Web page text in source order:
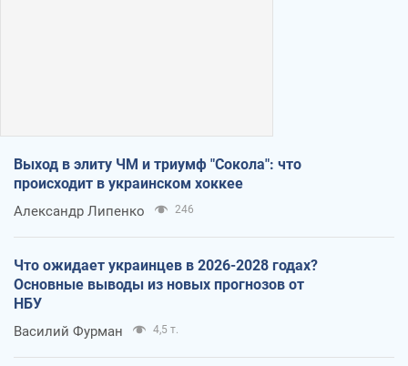
Выход в элиту ЧМ и триумф "Сокола": что
происходит в украинском хоккее
Александр Липенко 246
Что ожидает украинцев в 2026-2028 годах?
Основные выводы из новых прогнозов от
НБУ
Василий Фурман 4,5 т.